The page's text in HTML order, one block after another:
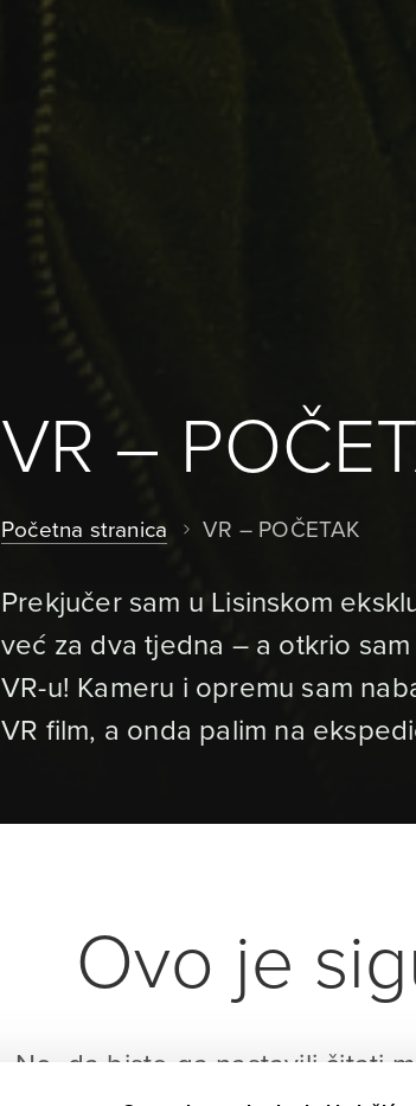
VR –
Početna stranica VR – POČETAK
Prekjučer sam u Lisinskom
već za dva tjedna – a otkrio
VR-u! Kameru i opremu sam
VR film, a onda palim na
Ovo je
No, da biste ga nastavili čitati